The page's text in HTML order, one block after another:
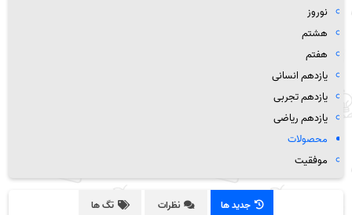
نوروز
هشتم
هفتم
یازدهم انسانی
یازدهم تجربی
یازدهم ریاضی
محصولات
موفقیت
جدید ها نظرات تگ ها